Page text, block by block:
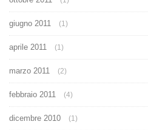
giugno 2011 (1)
aprile 2011 (1)
marzo 2011 (2)
febbraio 2011 (4)
dicembre 2010 (1)